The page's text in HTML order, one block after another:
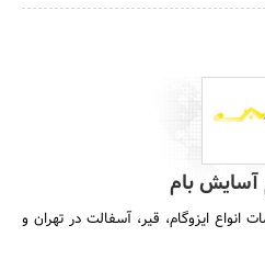
آسایش بام
انواع ایزوگام، قیر، آسفالت در تهران و